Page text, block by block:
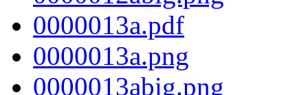
0000013a.pdf
0000013a.png
0000013abig.png